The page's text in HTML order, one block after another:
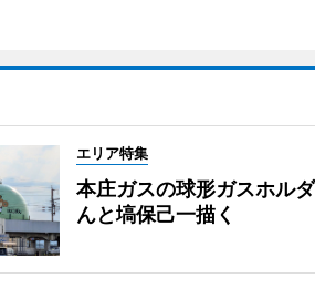
エリア特集
本庄ガスの球形ガスホル
んと塙保己一描く